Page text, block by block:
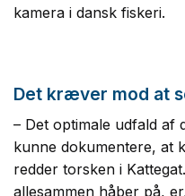
kamera i dansk fiskeri.
Det kræver mod at
– Det optimale udfald af
kunne dokumentere, at
redder torsken i
allesammen håber på,